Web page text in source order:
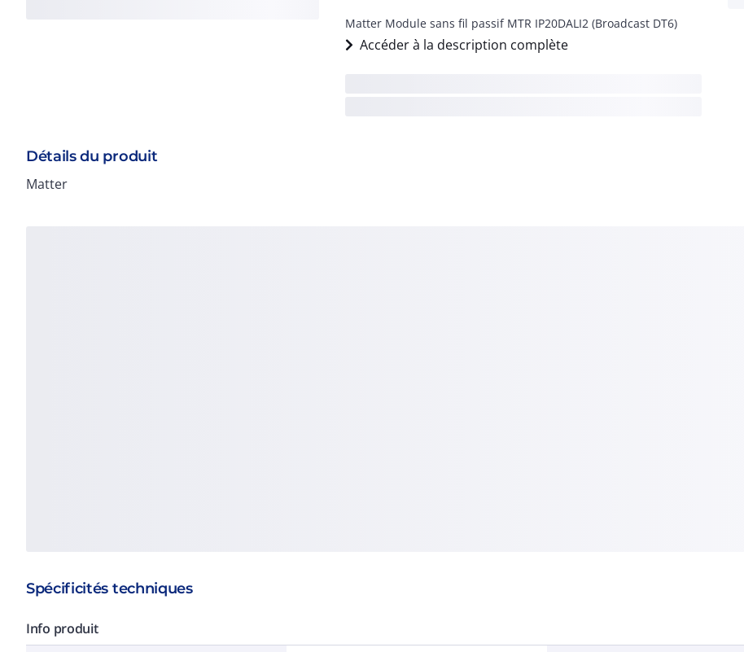
Matter Module sans fil passif MTR IP20DALI2 (Broadcast DT6)
Accéder à la description complète
Détails du produit
Matter
Spécificités techniques
Info produit